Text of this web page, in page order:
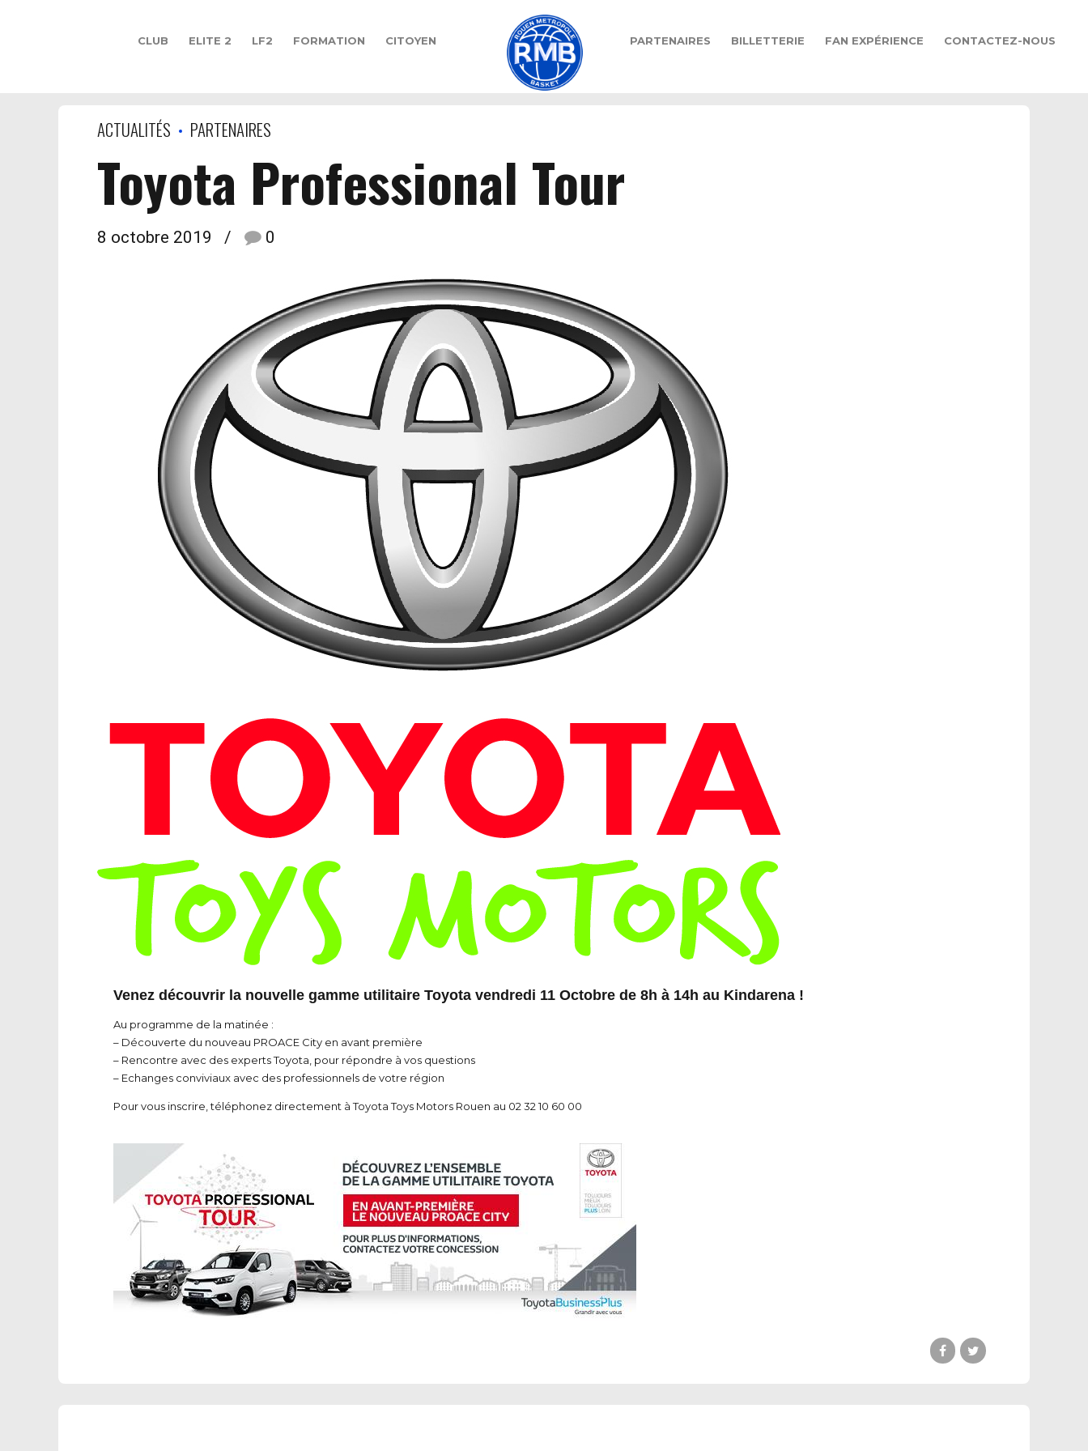
CLUB ELITE 2 LF2 FORMATION CITOYEN PARTENAIRES BILLETTERIE FAN EXPÉRIENCE CONTACTEZ-NOUS
ACTUALITÉS PARTENAIRES
Toyota Professional Tour
8 octobre 2019 0
Venez découvrir la nouvelle gamme utilitaire Toyota vendredi 11 Octobre de 8h à 14h au Kindarena !
Au programme de la matinée :
– Découverte du nouveau PROACE City en avant première
– Rencontre avec des experts Toyota, pour répondre à vos questions
– Echanges conviviaux avec des professionnels de votre région
Pour vous inscrire, téléphonez directement à Toyota Toys Motors Rouen au 02 32 10 60 00